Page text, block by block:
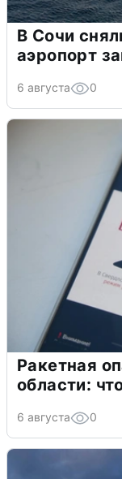
В Сочи
аэропорт
6 августа 0
Ракетная
области:
6 августа 0